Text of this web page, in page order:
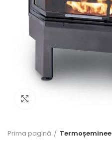
Prima pagină Termoșeminee